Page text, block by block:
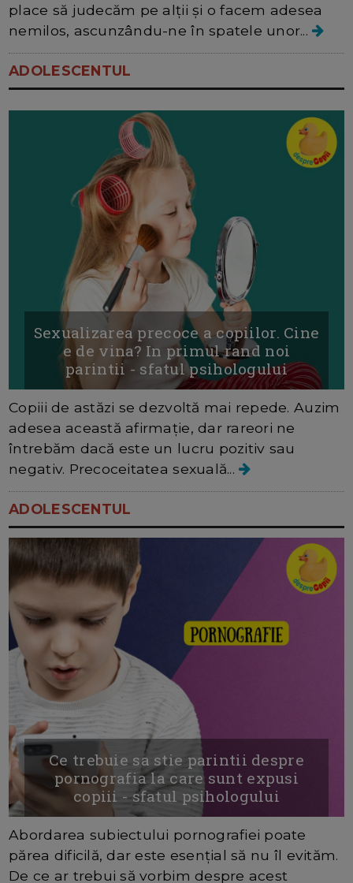
place să judecăm pe alții și o facem adesea
nemilos, ascunzându-ne în spatele unor...
ADOLESCENTUL
Sexualizarea precoce a copiilor. Cine
e de vina? In primul rand noi
parintii - sfatul psihologului
Copiii de astăzi se dezvoltă mai repede. Auzim
adesea această afirmație, dar rareori ne
întrebăm dacă este un lucru pozitiv sau
negativ. Precoceitatea sexuală...
ADOLESCENTUL
Ce trebuie sa stie parintii despre
pornografia la care sunt expusi
copiii - sfatul psihologului
Abordarea subiectului pornografiei poate
părea dificilă, dar este esențial să nu îl evităm.
De ce ar trebui să vorbim despre acest